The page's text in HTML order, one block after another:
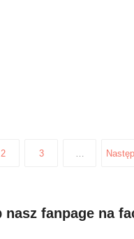
2 3
fanpage na